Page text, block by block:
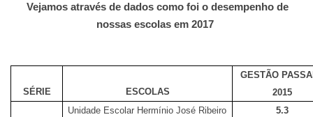
Vejamos através de dados como foi o desempenho de
nossas escolas em 2017
SÉRIE ESCOLAS
GESTÃO
2015
Unidade Escolar Hermínio José Ribeiro
5.3